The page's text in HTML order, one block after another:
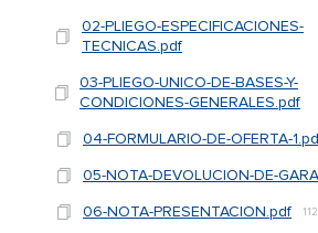
02-PLIEGO-ESPECIFICACIONES-
TECNICAS.pdf
03-PLIEGO-UNICO-DE-BASES-Y-
CONDICIONES-GENERALES.pdf
04-FORMULARIO-DE-OFERTA-
05-NOTA-DEVOLUCION-DE-
06-NOTA-PRESENTACION.pdf